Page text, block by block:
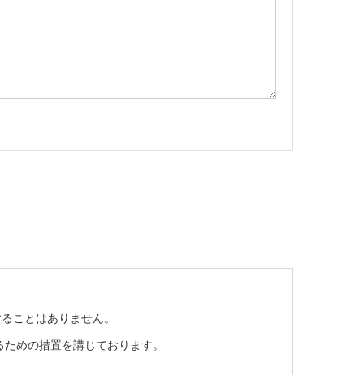
ことはありません。
めの措置を講じております。